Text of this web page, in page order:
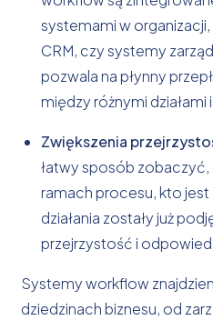
systemami w
CRM, czy systemy
pozwala na płynny
między różnymi działami
Zwiększenia
łatwy sposób zobaczyć,
ramach procesu, kto jest
działania zostały już
przejrzystość i
Systemy workflow
dziedzinach biznesu, od